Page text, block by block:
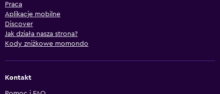
Praca
Aplikacje mobilne
Discover
Jak działa nasza strona?
Kody zniżkowe momondo
Kontakt